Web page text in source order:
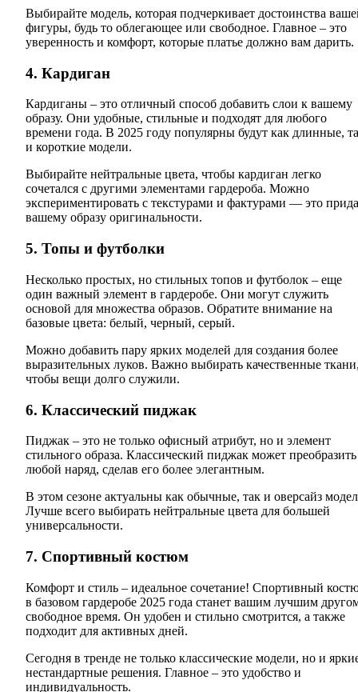
Выбирайте модель, которая подчеркивает достоинства
фигуры, будь то облегающее или свободное. Главное – это
уверенность и комфорт, которые платье должно вам дарить.
4. Кардиган
Кардиганы – это отличный способ добавить слои к вашему
образу. Они удобные, стильные и подходят для любого
времени года. В 2025 году популярны будут как длинные,
и короткие модели.
Выбирайте нейтральные цвета, чтобы кардиган легко
сочетался с другими элементами гардероба. Можно
экспериментировать с текстурами и фактурами — это
вашему образу оригинальности.
5. Топы и футболки
Несколько простых, но стильных топов и футболок – еще
один важный элемент в гардеробе. Они могут служить
основой для множества образов. Обратите внимание на
базовые цвета: белый, черный, серый.
Можно добавить пару ярких моделей для создания более
выразительных луков. Важно выбирать качественные
чтобы вещи долго служили.
6. Классический пиджак
Пиджак – это не только офисный атрибут, но и элемент
стильного образа. Классический пиджак может преобразить
любой наряд, сделав его более элегантным.
В этом сезоне актуальны как обычные, так и оверсайз
Лучше всего выбирать нейтральные цвета для большей
универсальности.
7. Спортивный костюм
Комфорт и стиль – идеальное сочетание! Спортивный
в базовом гардеробе 2025 года станет вашим лучшим
свободное время. Он удобен и стильно смотрится, а также
подходит для активных дней.
Сегодня в тренде не только классические модели, но и
нестандартные решения. Главное – это удобство и
индивидуальность.